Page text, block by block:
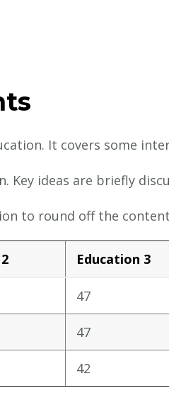
It covers some
ideas are briefly
to round off the
Education 3
47
47
42